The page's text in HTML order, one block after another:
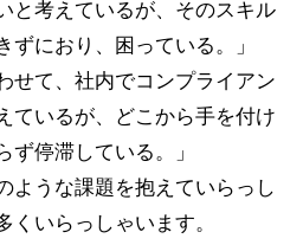
と考えているが、そのスキル
ずにおり、困っている。」
せて、社内でコンプライアン
ているが、どこから手を付け
ず停滞している。」
ような課題を抱えていらっし
くいらっしゃいます。